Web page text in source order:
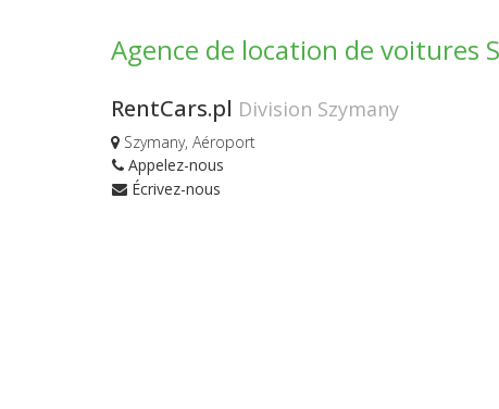
Agence de location de voitures
RentCars.pl Division Szymany
Szymany, Aéroport
Appelez-nous
Écrivez-nous